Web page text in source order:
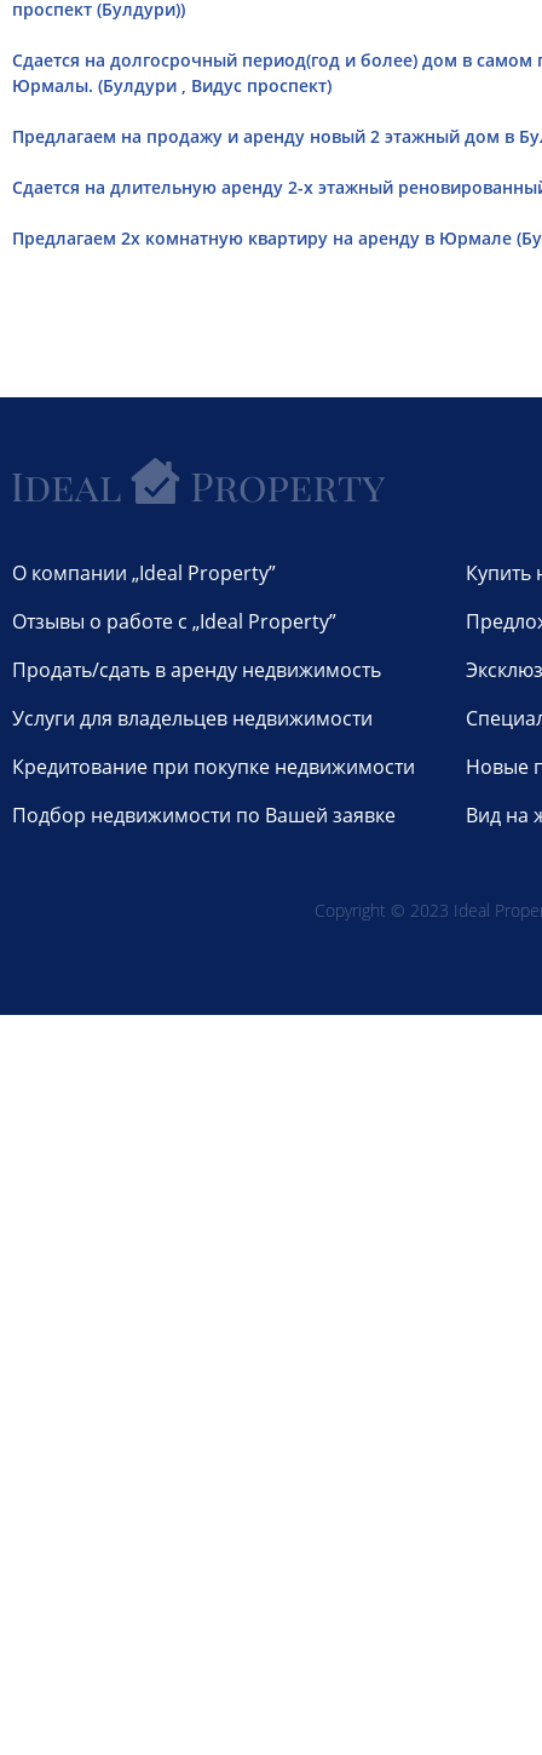
проспект (Булдури))
Сдается на долгосрочный период(год и более) дом в самом
Юрмалы. (Булдури , Видус проспект)
Предлагаем на продажу и аренду новый 2 этажный дом в
Cдается на длительную аренду 2-х этажный
Предлагаем 2х комнатную квартиру на аренду в Юрмале
О компании „Ideal Property”
Отзывы о работе с „Ideal Property”
Продать/сдать в аренду недвижимость
Услуги для владельцев недвижимости
Кредитование при покупке недвижимости
Подбор недвижимости по Вашей заявке
Купить
Новые
Вид на
Copyright © 2023 Ideal